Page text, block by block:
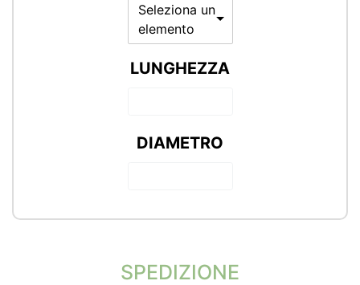
Seleziona un
elemento
LUNGHEZZA
DIAMETRO
SPEDIZIONE